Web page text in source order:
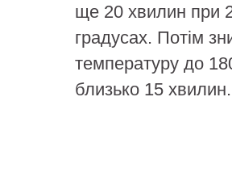
ще 20 хвилин при
градусах. Потім
температуру до
близько 15 хвилин.